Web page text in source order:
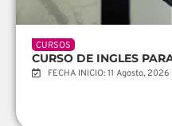
CURSOS
CURSO DE INGLES
FECHA INICIO: 11 Agosto, 2026